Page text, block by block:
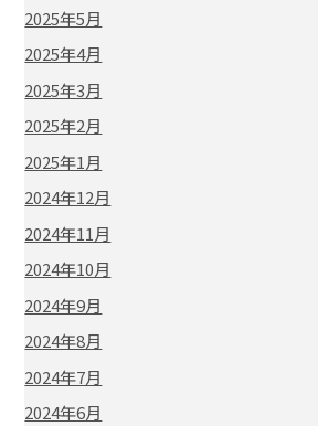
2025年5月
2025年4月
2025年3月
2025年2月
2025年1月
2024年12月
2024年11月
2024年10月
2024年9月
2024年8月
2024年7月
2024年6月